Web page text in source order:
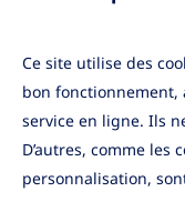
Vous avez
projet ?
Parlons-en !
Ce site utilise des
bon fonctionnement,
service en ligne. Ils
D’autres, comme les
personnalisation,